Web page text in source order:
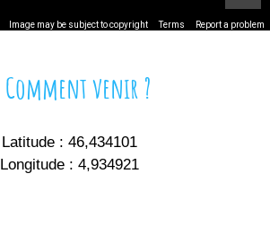
Image may be subject to copyright Terms Report a problem
Comment venir ?
Latitude : 46,434101
Longitude : 4,934921